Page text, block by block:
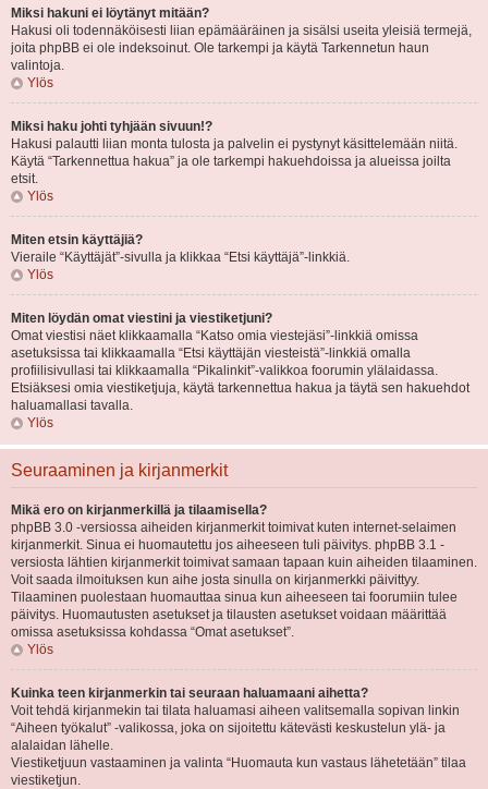
Miksi hakuni ei löytänyt mitään?
Hakusi oli todennäköisesti liian epämääräinen ja sisälsi useita yleisiä termejä,
joita phpBB ei ole indeksoinut. Ole tarkempi ja käytä Tarkennetun haun
valintoja.
Ylös
Miksi haku johti tyhjään sivuun!?
Hakusi palautti liian monta tulosta ja palvelin ei pystynyt käsittelemään niitä.
Käytä “Tarkennettua hakua” ja ole tarkempi hakuehdoissa ja alueissa joilta
etsit.
Ylös
Miten etsin käyttäjiä?
Vieraile “Käyttäjät”-sivulla ja klikkaa “Etsi käyttäjä”-linkkiä.
Ylös
Miten löydän omat viestini ja viestiketjuni?
Omat viestisi näet klikkaamalla “Katso omia viestejäsi”-linkkiä omissa
asetuksissa tai klikkaamalla “Etsi käyttäjän viesteistä”-linkkiä omalla
profiilisivullasi tai klikkaamalla “Pikalinkit”-valikkoa foorumin ylälaidassa.
Etsiäksesi omia viestiketjuja, käytä tarkennettua hakua ja täytä sen hakuehdot
haluamallasi tavalla.
Ylös
Seuraaminen ja kirjanmerkit
Mikä ero on kirjanmerkillä ja tilaamisella?
phpBB 3.0 -versiossa aiheiden kirjanmerkit toimivat kuten internet-selaimen
kirjanmerkit. Sinua ei huomautettu jos aiheeseen tuli päivitys. phpBB 3.1 -
versiosta lähtien kirjanmerkit toimivat samaan tapaan kuin aiheiden tilaaminen.
Voit saada ilmoituksen kun aihe josta sinulla on kirjanmerkki päivittyy.
Tilaaminen puolestaan huomauttaa sinua kun aiheeseen tai foorumiin tulee
päivitys. Huomautusten asetukset ja tilausten asetukset voidaan määrittää
omissa asetuksissa kohdassa “Omat asetukset”.
Ylös
Kuinka teen kirjanmerkin tai seuraan haluamaani aihetta?
Voit tehdä kirjanmekin tai tilata haluamasi aiheen valitsemalla sopivan linkin
“Aiheen työkalut” -valikossa, joka on sijoitettu kätevästi keskustelun ylä- ja
alalaidan lähelle.
Viestiketjuun vastaaminen ja valinta “Huomauta kun vastaus lähetetään” tilaa
viestiketjun.